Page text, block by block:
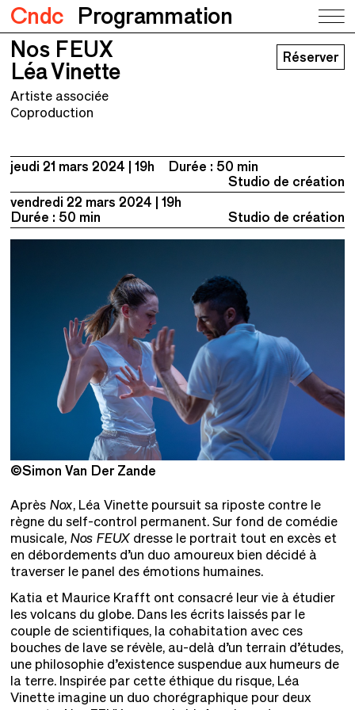
Cndc Programmation
Nos FEUX
Léa Vinette
Nos FEUX
Léa Vinette
Réserver
Artiste associée
Coproduction
jeudi 21 mars 2024 19h
Durée : 50 min
Studio de création
vendredi 22 mars 2024
19h
Durée : 50 min
Studio de création
©Simon Van Der Zande
Après Nox, Léa Vinette poursuit sa riposte contre le
règne du self-control permanent. Sur fond de comédie
musicale, Nos FEUX dresse le portrait tout en excès et
en débordements d’un duo amoureux bien décidé à
traverser le panel des émotions humaines.
Katia et Maurice Krafft ont consacré leur vie à étudier
les volcans du globe. Dans les écrits laissés par le
couple de scientifiques, la cohabitation avec ces
bouches de lave se révèle, au-delà d’un terrain d’études,
une philosophie d’existence suspendue aux humeurs de
la terre. Inspirée par cette éthique du risque, Léa
Vinette imagine un duo chorégraphique pour deux